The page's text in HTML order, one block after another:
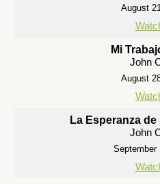
August
Mi
John
August
La Esperanza
John
September